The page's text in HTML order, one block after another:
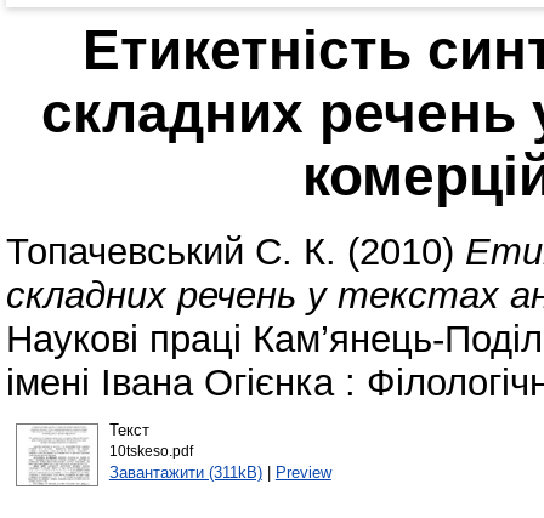
Етикетність
складних речень
Топачевський С. К. (2010)
складних речень у текстах
Наукові праці Кам’янець-
імені Івана Огієнка :
Текст
10tskeso.pdf
Завантажити (311kB)| Preview